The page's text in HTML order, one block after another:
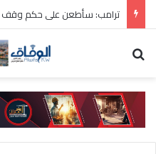
ترامب: سأطعن على حكم وقف